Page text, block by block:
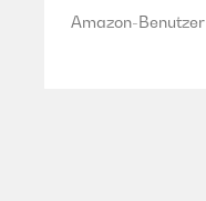
Amazon-Benutzer